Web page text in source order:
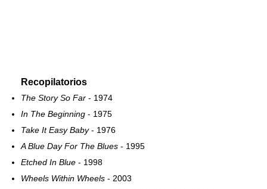
Recopilatorios
The Story So Far - 1974
In The Beginning - 1975
Take It Easy Baby- 1976
A Blue Day For The Blues - 1995
Etched In Blue - 1998
Wheels Within Wheels - 2003